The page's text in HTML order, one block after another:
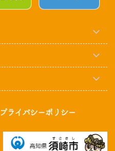
プライバシーポリシー